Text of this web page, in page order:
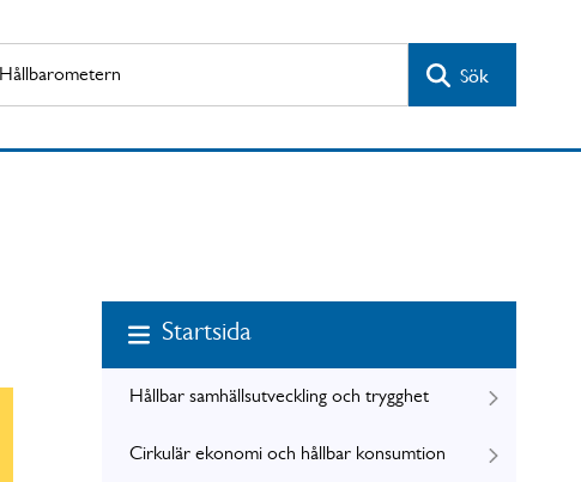
Sök
Startsida
Hållbar samhällsutveckling och trygghet
Cirkulär ekonomi och hållbar konsumtion